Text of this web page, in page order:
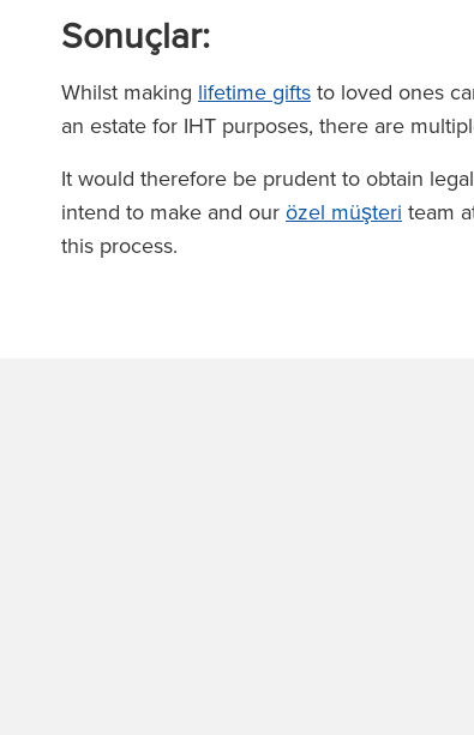
Sonuçlar:
Whilst making lifetime gifts to loved ones
an estate for IHT purposes, there are
It would therefore be prudent to obtain
intend to make and our özel müşteri team
this process.